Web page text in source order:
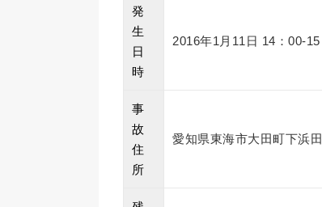
発
生
日
時
2016年1月11日 14：00-
事
故
住
所
愛知県東海市大田町下浜